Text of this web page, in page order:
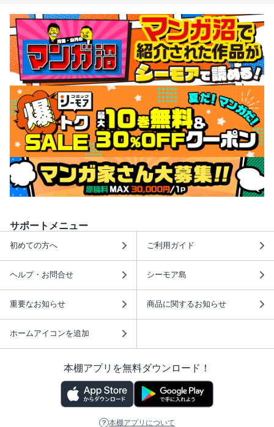
サポートメニュー
初めての方へ ご利用ガイド
ヘルプ・お問合せ シーモア島
重要なお知らせ 商品に関するお知らせ
ホームアイコンを追加
本棚アプリを無料ダウンロード！
本棚アプリについて